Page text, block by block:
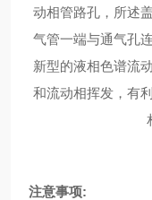
动相管路孔，所述
气管一端与通气孔
新型的液相色谱流
和流动相挥发，有
注意事项: